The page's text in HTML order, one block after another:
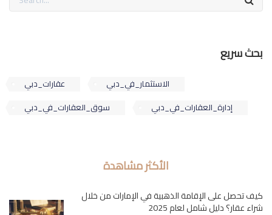
بحث سريع
عقارات_دبي
الاستثمار_في_دبي
سوق_العقارات_في_دبي
إدارة_العقارات_في_دبي
الأكثر مشاهدة
كيف تحصل على الإقامة الذهبية في الإمارات من خلال
شراء عقار؟ دليل شامل لعام 2025